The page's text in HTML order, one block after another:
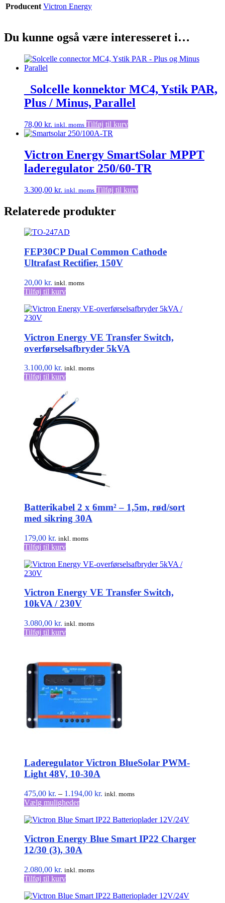
Producent Victron Energy
Du kunne også være interesseret i…
_Solcelle konnektor MC4, Ystik PAR,
Plus / Minus, Parallel
78,00 kr. inkl. moms Tilføj til kurv
Victron Energy SmartSolar MPPT
laderegulator 250/60-TR
3.300,00 kr. inkl. moms Tilføj til kurv
Relaterede produkter
FEP30CP Dual Common Cathode
Ultrafast Rectifier, 150V
20,00 kr. inkl. moms
Tilføj til kurv
Victron Energy VE Transfer Switch,
overførselsafbryder 5kVA
3.100,00 kr. inkl. moms
Tilføj til kurv
Batterikabel 2 x 6mm² – 1,5m, rød/sort
med sikring 30A
179,00 kr. inkl. moms
Tilføj til kurv
Victron Energy VE Transfer Switch,
10kVA / 230V
3.080,00 kr. inkl. moms
Tilføj til kurv
Laderegulator Victron BlueSolar PWM-
Light 48V, 10-30A
475,00 kr. – 1.194,00 kr. Prisinterval:
1.194,00 kr.
inkl. moms
Vælg mulighederDette
har
varianter.
Mulighederne
kan
på
Victron Energy Blue Smart IP22 Charger
12/30 (3), 30A
2.080,00 kr. inkl. moms
Tilføj til kurv